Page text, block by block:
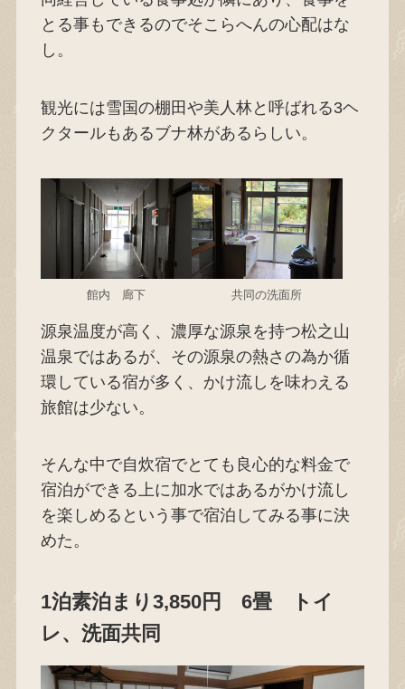
とる事もできるのでそこらへんの心配はな
し。
観光には雪国の棚田や美人林と呼ばれる3ヘ
クタールもあるブナ林があるらしい。
館内 廊下 共同の洗面所
源泉温度が高く、濃厚な源泉を持つ松之山
温泉ではあるが、その源泉の熱さの為か循
環している宿が多く、かけ流しを味わえる
旅館は少ない。
そんな中で自炊宿でとても良心的な料金で
宿泊ができる上に加水ではあるがかけ流し
を楽しめるという事で宿泊してみる事に決
めた。
1泊素泊まり3,850円 6畳 トイ
レ、洗面共同